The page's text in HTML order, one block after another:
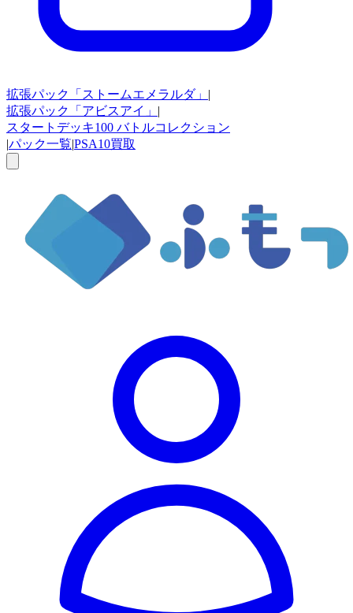
拡張パック 「ストームエメラルダ」 |
拡張パック
「アビスアイ」 |
スタートデッキ100 バトルコレクション
|パック一覧|PSA10買取